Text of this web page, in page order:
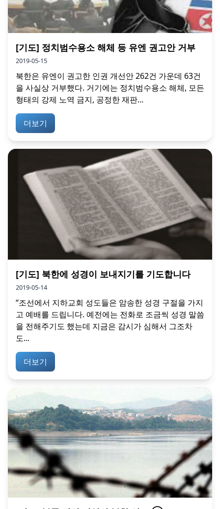
[기도] 정치범수용소 해체 등 유엔 권고안 거부
2019-05-15
북한은 유엔이 권고한 인권 개선안 262건 가운데 63건
을 사실상 거부했다. 거기에는 정치범수용소 해체, 모든
형태의 강제 노역 금지, 공정한 재판...
더보기
[기도] 북한에 성경이 보내지기를 기도합니다
2019-05-14
“조선에서 지하교회 성도들은 암송한 성경 구절을 가지
고 예배를 드립니다. 예전에는 전화로 조금씩 성경 말씀
을 전해주기도 했는데 지금은 감시가 심해서 그조차
도...
더보기